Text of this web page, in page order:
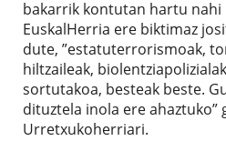
bakarrik kontutan hartu nahi
EuskalHerria ere biktimaz
dute, ”estatuterrorismoak,
hiltzaileak,
sortutakoa, besteak beste.
dituztela inola ere ahaztuko”
Urretxukoherriari.